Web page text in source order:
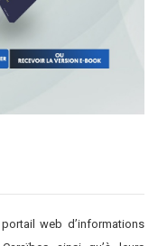
web d’informations